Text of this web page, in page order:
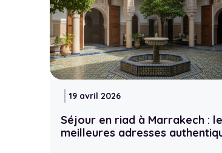
19 avril 2026
Séjour en riad à Marrakech :
meilleures adresses